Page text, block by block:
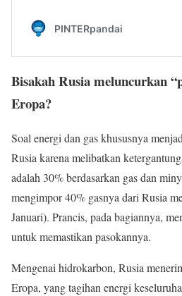
Bisakah Rusia meluncurkan
Eropa?
Soal energi dan gas khususnya
Rusia karena melibatkan
adalah 30% berdasarkan gas dan
mengimpor 40% gasnya dari Rusia
Januari). Prancis, pada bagiannya,
untuk memastikan pasokannya.
Mengenai hidrokarbon, Rusia
Eropa, yang tagihan energi